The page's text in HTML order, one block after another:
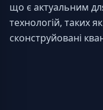
що є актуальним
технологій, таких
сконструйовані